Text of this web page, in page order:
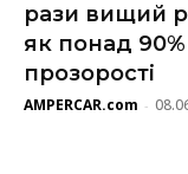
рази вищий
як понад
прозорості
AMPERCAR.com -